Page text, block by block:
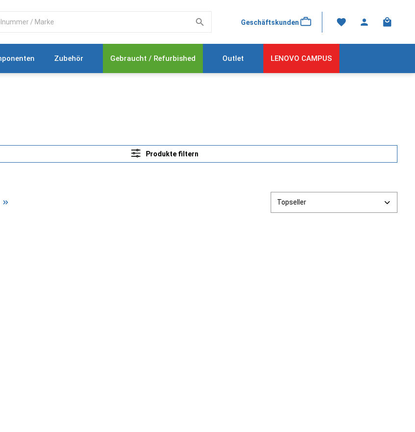
Geschäftskunden
Zubehör Gebraucht / Refurbished Outlet LENOVO CAMPUS
Produkte filtern